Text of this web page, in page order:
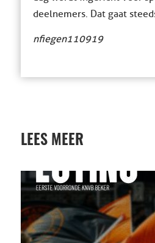
deelnemers. Dat gaat
nfiegen110919
LEES MEER